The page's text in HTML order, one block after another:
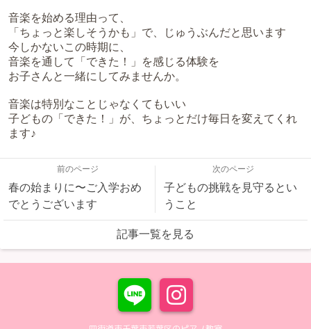
音楽を始める理由って、
「ちょっと楽しそうかも」で、じゅうぶんだと思います
今しかないこの時期に、
音楽を通して「できた！」を感じる体験を
お子さんと一緒にしてみませんか。
音楽は特別なことじゃなくてもいい
子どもの「できた！」が、ちょっとだけ毎日を変えてくれ
ます♪
前のページ
春の始まりに〜ご入学おめ
でとうございます
次のページ
子どもの挑戦を見守るとい
うこと
記事一覧を見る